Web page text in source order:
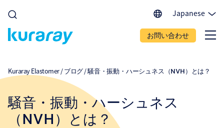
English (EU)
English (IN)
Spanish
Japanese
お問い合わせ
Kuraray Elastomer/ブログ/騒音・振動・ハーシュネス（NVH）とは？
騒音・振動・ハーシュネス
（NVH）とは？